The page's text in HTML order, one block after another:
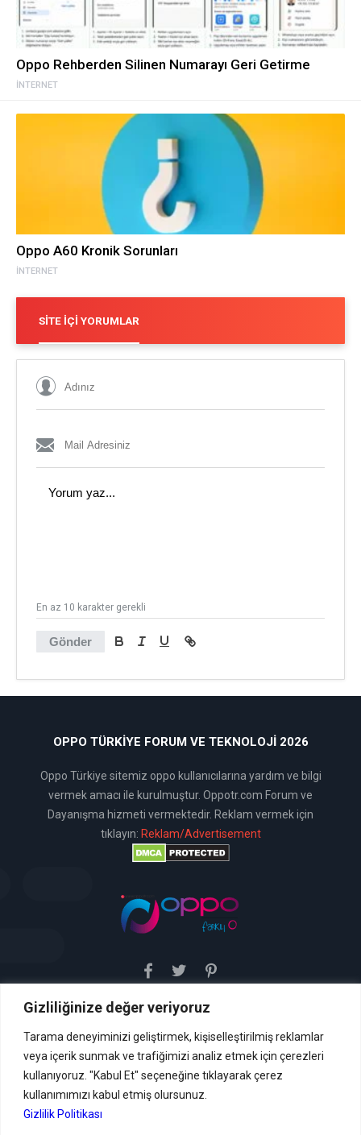
Gizliliğinize değer veriyoruz
Tarama deneyiminizi geliştirmek, kişiselleştirilmiş reklamlar
veya içerik sunmak ve trafiğimizi analiz etmek için çerezleri
kullanıyoruz. "Kabul Et" seçeneğine tıklayarak çerez
kullanımımızı kabul etmiş olursunuz.
Gizlilik Politikası
İNTERNET
Oppo Rehberden Silinen Numarayı Geri Getirme
İNTERNET
Oppo A60 Kronik Sorunları
SITE İÇI YORUMLAR
Gönder
En az 10 karakter gerekli
OPPO TÜRKIYE FORUM VE TEKNOLOJI 2026
Oppo Türkiye sitemiz oppo kullanıcılarına yardım ve bilgi
vermek amacı ile kurulmuştur. Oppotr.com Forum ve
Dayanışma hizmeti vermektedir. Reklam vermek için
tıklayın: Reklam/Advertisement
Sitemiz uyar / kaldır prensibini benimsemiştir. Sitemiz,
hizmetini vermektedir. Bu yasaya göre, Site yönetimi
hukuka aykırı içerikleri kontrol etme yükümlülüğü yoktur. Bu
nedenle, web sitemiz uyar / kaldır prensibini
benimsemiştir ve kullanmaktadır. (
İletişim
Formu Veya ( info[AT]caglaryildiz[DOT]net )